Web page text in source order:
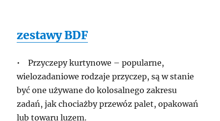
zestawy BDF
• Przyczepy kurtynowe – popularne,
wielozadaniowe rodzaje przyczep, są w stanie
być one używane do kolosalnego zakresu
zadań, jak chociażby przewóz palet, opakowań
lub towaru luzem.